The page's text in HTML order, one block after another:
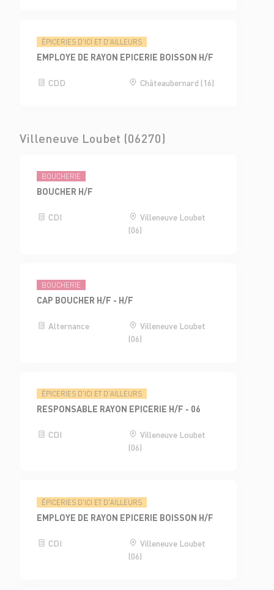
ÉPICERIES D'ICI ET D'AILLEURS
EMPLOYE DE RAYON EPICERIE BOISSON H/F
CDD Châteaubernard (16)
Villeneuve Loubet (06270)
BOUCHERIE
BOUCHER H/F
CDI
Villeneuve Loubet
(06)
BOUCHERIE
CAP BOUCHER H/F - H/F
Alternance
Villeneuve Loubet
(06)
ÉPICERIES D'ICI ET D'AILLEURS
RESPONSABLE RAYON EPICERIE H/F - 06
CDI
Villeneuve Loubet
(06)
ÉPICERIES D'ICI ET D'AILLEURS
EMPLOYE DE RAYON EPICERIE BOISSON H/F
CDI
Villeneuve Loubet
(06)